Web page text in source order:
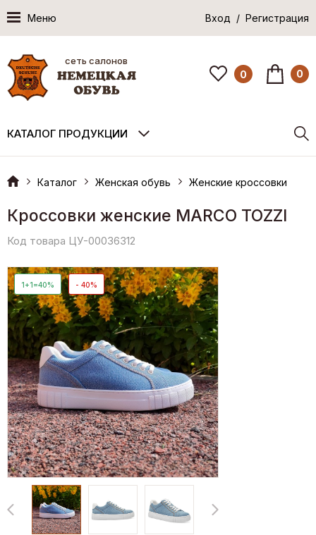
Меню Вход / Регистрация
сеть салонов
0 0
КАТАЛОГ ПРОДУКЦИИ
Каталог Женская обувь Женские кроссовки
Кроссовки женские MARCO TOZZI
Код товара ЦУ-00036312
1+1=40% - 40%